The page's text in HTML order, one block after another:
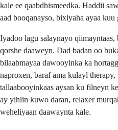
kale ee qaabdhismeedka. Haddii
aad booqanayso, bixiyaha ayaa
Iyadoo lagu salaynayo qiimayntaas,
qorshe daaweyn. Dad badan oo
bilaabmayaa dawooyinka ka
naproxen, baraf ama kulayl
tallaabooyinkaas aysan ku filneyn
ay yihiin kuwo daran, relaxer
weheliyaan daawaynta kale.